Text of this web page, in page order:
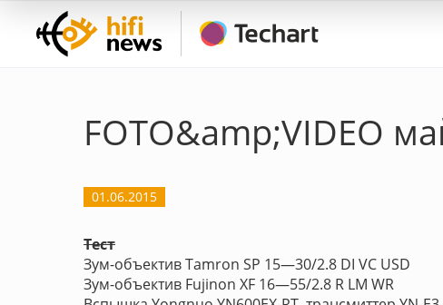
FOTO&amp;VIDEO
01.06.2015
Тест
Зум-объектив Tamron SP 15—30/2.8 DI VC USD
Зум-объектив Fujinon XF 16—55/2.8 R LM WR